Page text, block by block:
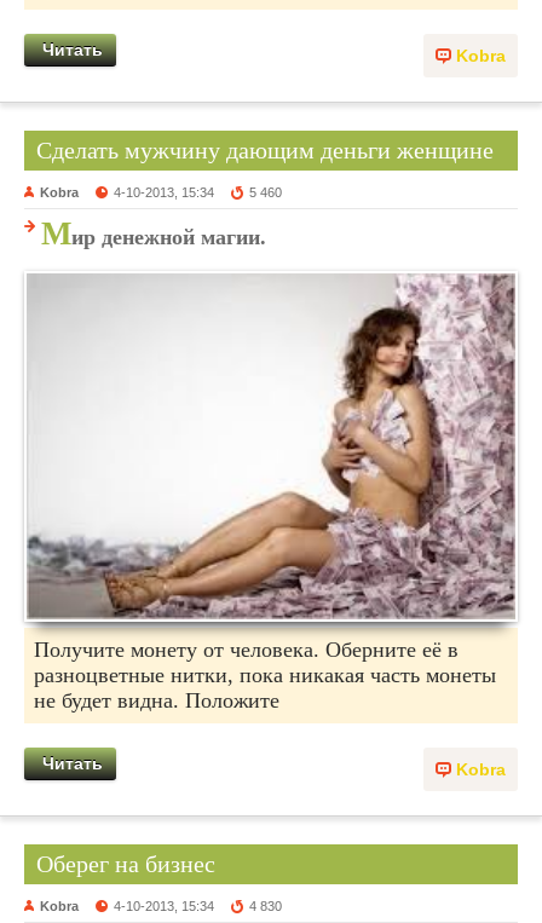
Kobra
Читать
Сделать мужчину дающим деньги женщине
Kobra 4-10-2013, 15:34 5 460
Мир денежной магии.
Получите монету от человека. Оберните её в
разноцветные нитки, пока никакая часть монеты
не будет видна. Положите
Kobra
Читать
Оберег на бизнес
Kobra 4-10-2013, 15:34 4 830